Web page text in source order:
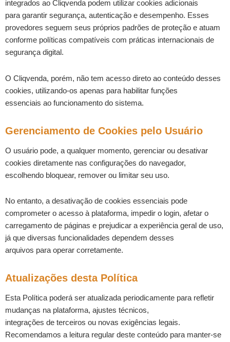
integrados ao Cliqvenda podem utilizar cookies adicionais
para garantir segurança, autenticação e desempenho. Esses
provedores seguem seus próprios padrões de proteção e atuam
conforme políticas compatíveis com práticas internacionais de
segurança digital.
O Cliqvenda, porém, não tem acesso direto ao conteúdo desses
cookies, utilizando-os apenas para habilitar funções
essenciais ao funcionamento do sistema.
Gerenciamento de Cookies pelo Usuário
O usuário pode, a qualquer momento, gerenciar ou desativar
cookies diretamente nas configurações do navegador,
escolhendo bloquear, remover ou limitar seu uso.
No entanto, a desativação de cookies essenciais pode
comprometer o acesso à plataforma, impedir o login, afetar o
carregamento de páginas e prejudicar a experiência geral de uso,
já que diversas funcionalidades dependem desses
arquivos para operar corretamente.
Atualizações desta Política
Esta Política poderá ser atualizada periodicamente para refletir
mudanças na plataforma, ajustes técnicos,
integrações de terceiros ou novas exigências legais.
Recomendamos a leitura regular deste conteúdo para manter-se